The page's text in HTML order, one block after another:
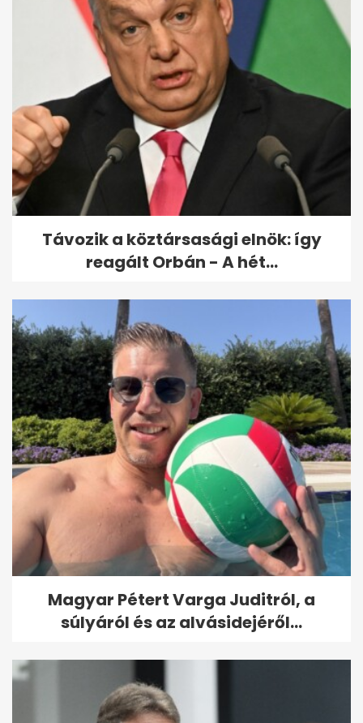
Ördög Nóra: a Szombat esti láz
előtt azt mondták, egy hét...
Távozik a köztársasági elnök: így
reagált Orbán - A hét...
Magyar Pétert Varga Juditról, a
súlyáról és az alvásidejéről...